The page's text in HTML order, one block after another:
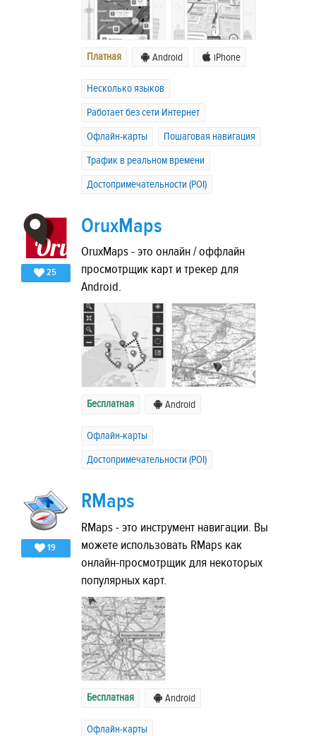
Платная Android iPhone
Несколько языков
Работает без сети Интернет
Офлайн-карты
Пошаговая навигация
Трафик в реальном времени
Достопримечательности (POI)
25
OruxMaps
OruxMaps - это онлайн / оффлайн
просмотрщик карт и трекер для
Android.
Бесплатная Android
Офлайн-карты
Достопримечательности (POI)
19
RMaps
RMaps - это инструмент навигации. Вы
можете использовать RMaps как
онлайн-просмотрщик для некоторых
популярных карт.
Бесплатная Android
Офлайн-карты